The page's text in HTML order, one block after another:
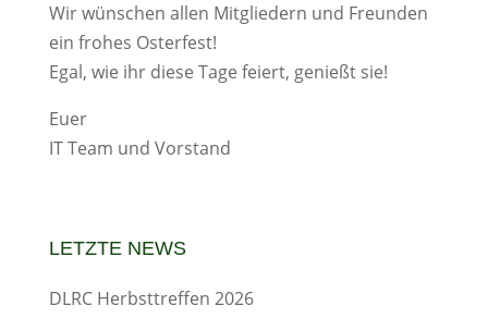
Wir wünschen allen Mitgliedern und Freunden
ein frohes Osterfest!
Egal, wie ihr diese Tage feiert, genießt sie!
Euer
IT Team und Vorstand
LETZTE NEWS
DLRC Herbsttreffen 2026